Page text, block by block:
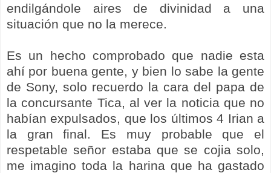
endilgándole aires de divinidad a una
situación que no la merece.
Es un hecho comprobado que nadie esta
ahí por buena gente, y bien lo sabe la gente
de Sony, solo recuerdo la cara del papa de
la concursante Tica, al ver la noticia que no
habían expulsados, que los últimos 4 Irian a
la gran final. Es muy probable que el
respetable señor estaba que se cojia solo,
me imagino toda la harina que ha gastado